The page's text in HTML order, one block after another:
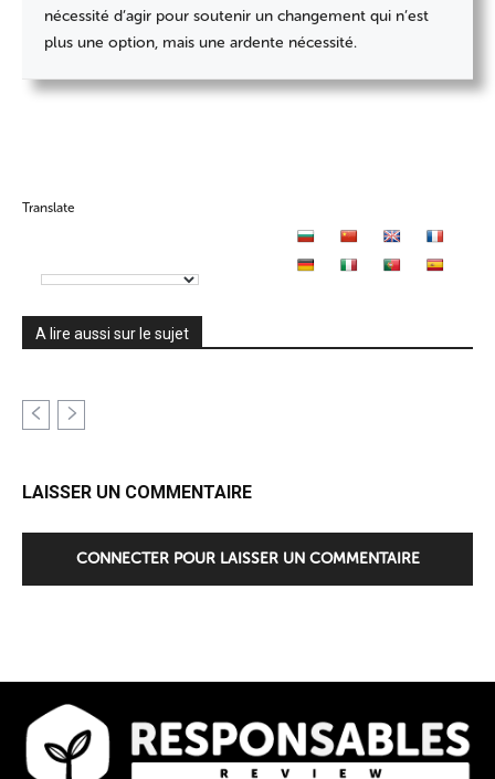
nécessité d’agir pour soutenir un changement qui n’est
plus une option, mais une ardente nécessité.
Translate
A lire aussi sur le sujet
LAISSER UN COMMENTAIRE
CONNECTER POUR LAISSER UN COMMENTAIRE